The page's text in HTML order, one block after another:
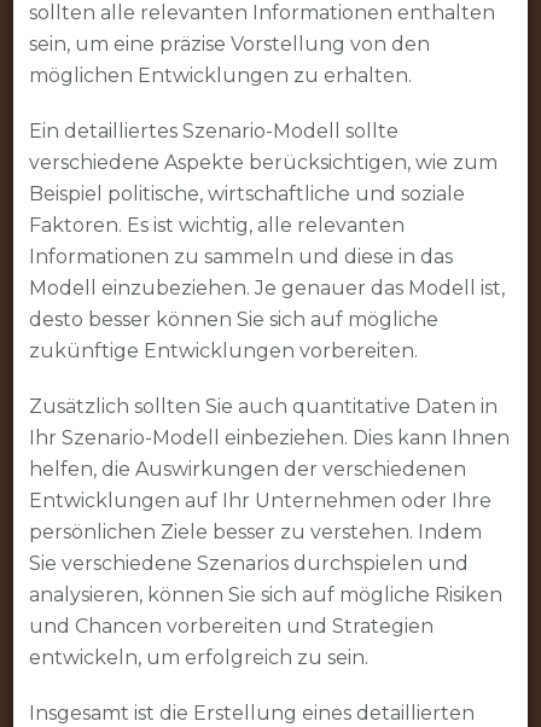
sollten alle relevanten Informationen enthalten
sein, um eine präzise Vorstellung von den
möglichen Entwicklungen zu erhalten.
Ein detailliertes Szenario-Modell sollte
verschiedene Aspekte berücksichtigen, wie zum
Beispiel politische, wirtschaftliche und soziale
Faktoren. Es ist wichtig, alle relevanten
Informationen zu sammeln und diese in das
Modell einzubeziehen. Je genauer das Modell ist,
desto besser können Sie sich auf mögliche
zukünftige Entwicklungen vorbereiten.
Zusätzlich sollten Sie auch quantitative Daten in
Ihr Szenario-Modell einbeziehen. Dies kann Ihnen
helfen, die Auswirkungen der verschiedenen
Entwicklungen auf Ihr Unternehmen oder Ihre
persönlichen Ziele besser zu verstehen. Indem
Sie verschiedene Szenarios durchspielen und
analysieren, können Sie sich auf mögliche Risiken
und Chancen vorbereiten und Strategien
entwickeln, um erfolgreich zu sein.
Insgesamt ist die Erstellung eines detaillierten